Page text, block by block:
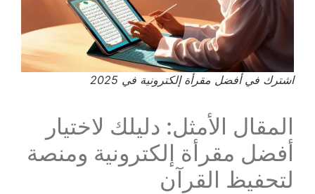
اشترك في أفضل مقرأة إلكترونية في 2025
المقال الأمثل: دليلك لاختيار
أفضل مقرأة إلكترونية ومنصة
لتحفيظ القرآن